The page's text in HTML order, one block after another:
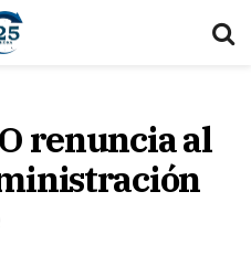
renuncia al